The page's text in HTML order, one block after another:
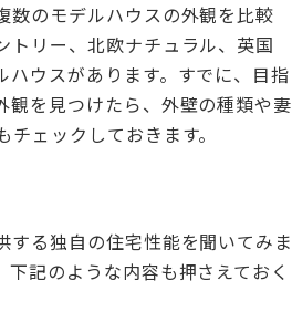
数のモデルハウスの外観を比較
トリー、北欧ナチュラル、英国
ウスがあります。すでに、目指
観を見つけたら、外壁の種類や妻
ェックしておきます。
る独自の住宅性能を聞いてみま
記のような内容も押さえておく